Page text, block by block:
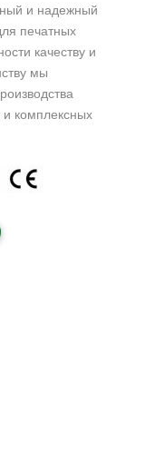
и надежный
печатных
качеству и
мы
и комплексных